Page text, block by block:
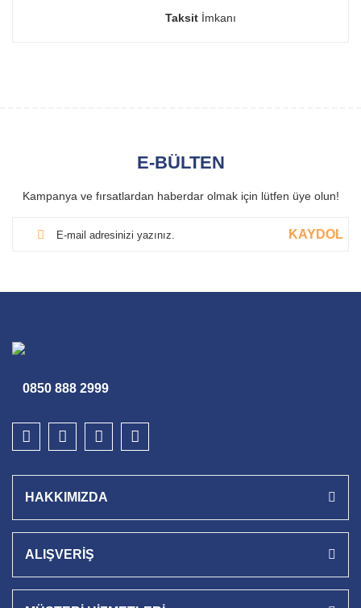
Taksit İmkanı
E-BÜLTEN
Kampanya ve fırsatlardan haberdar olmak için lütfen üye olun!
KAYDOL
0850 888 2999
HAKKIMIZDA
ALIŞVERİŞ